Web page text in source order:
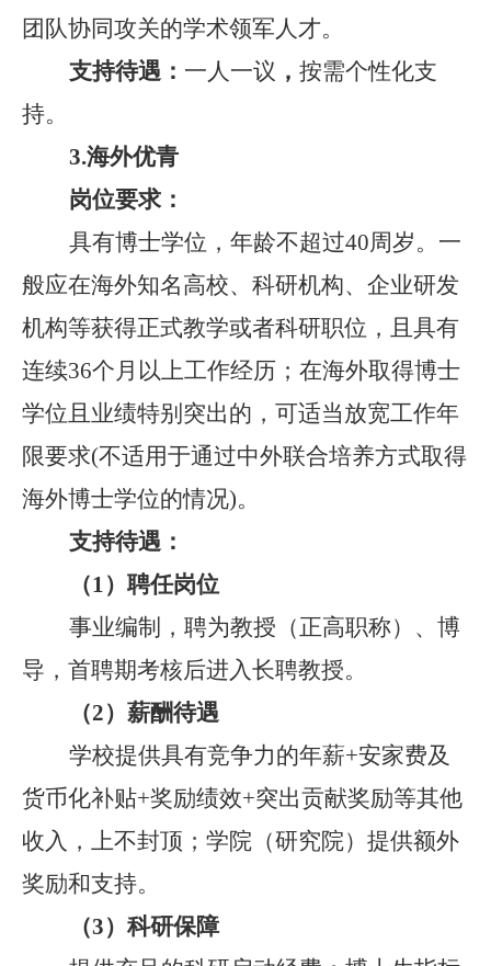
团队协同攻关的学术领军人才。
支持待遇： 一人一议 ， 按需个性化支
持。
3.海外优青
岗位要求：
具有博士学位，年龄不超过40周岁。 一
般应在海外知名高校、科研机构、企业研发
机构等获得正式教学或者科研职位，且具有
连续36个月以上工作经历 ； 在海外取得博士
学位且业绩特别突出的，可适当放宽工作年
限要求(不适用于通过中外联合培养方式取得
海外博士学位的情况)。
支持待遇：
（1） 聘任岗位
事业编制， 聘为教授 （正高职称） 、博
导，首聘期考核后进入长聘教授。
（2） 薪酬待遇
学校提供具有竞争力的年薪+安家费及
货币化补贴+奖励绩效+突出贡献奖励等其他
收入，上不封顶；学院（研究院）提供额外
奖励和支持。
（3） 科研保障